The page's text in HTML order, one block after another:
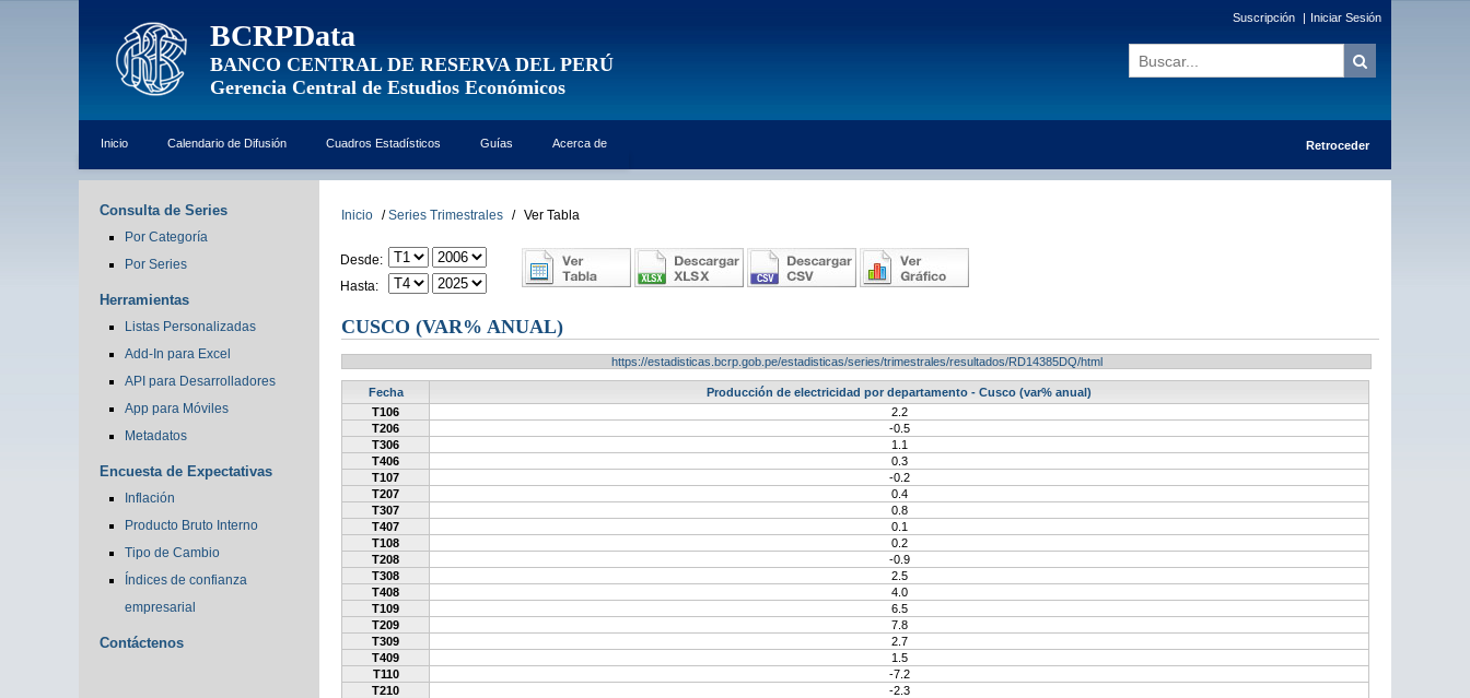
BCRPData
BANCO CENTRAL DE RESERVA DEL PERÚ
Gerencia Central de Estudios Económicos
Suscripción | Iniciar Sesión
Inicio Calendario de Difusión Cuadros Estadísticos Guías Acerca de Retroceder
Consulta de Series
Por Categoría
Por Series
Herramientas
Listas Personalizadas
Add-In para Excel
API para Desarrolladores
App para Móviles
Metadatos
Encuesta de Expectativas
Inflación
Producto Bruto Interno
Tipo de Cambio
Índices de confianza
empresarial
Contáctenos
Inicio / Series Trimestrales / Ver Tabla
Desde:
Hasta:
CUSCO (VAR% ANUAL)
https://estadisticas.bcrp.gob.pe/estadisticas/series/trimestrales/resultados/RD14385DQ/html
Fecha
Producción de electricidad por departamento - Cusco (var% anual)
T106
2.2
T206
-0.5
T306
1.1
T406
0.3
T107
-0.2
T207
0.4
T307
0.8
T407
0.1
T108
0.2
T208
-0.9
T308
2.5
T408
4.0
T109
6.5
T209
7.8
T309
2.7
T409
1.5
T110
-7.2
T210
-2.3